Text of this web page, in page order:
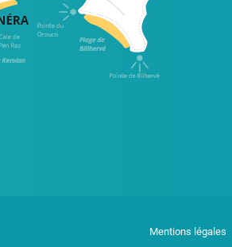
Mentions légales